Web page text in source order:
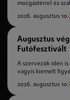
mozgástérrel és
2026. augusztus 10.
Augusztus
Futófesztivált
A szervezők idén
vagyis kiemelt
2026. augusztus 10.